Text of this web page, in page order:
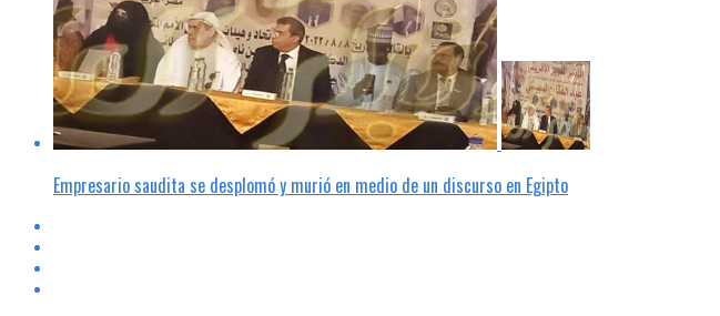
Empresario saudita se desplomó y murió en medio de un discurso en Egipto